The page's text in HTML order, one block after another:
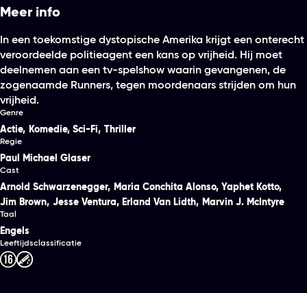
Meer info
In een toekomstige dystopische Amerika krijgt een onterecht
veroordeelde politieagent een kans op vrijheid. Hij moet
deelnemen aan een tv-spelshow waarin gevangenen, de
zogenaamde Runners, tegen moordenaars strijden om hun
vrijheid.
Genre
Actie, Komedie, Sci-Fi, Thriller
Regie
Paul Michael Glaser
Cast
Arnold Schwarzenegger, Maria Conchita Alonso, Yaphet Kotto,
Jim Brown, Jesse Ventura, Erland Van Lidth, Marvin J. McIntyre
Taal
Engels
Leeftijdsclassificatie